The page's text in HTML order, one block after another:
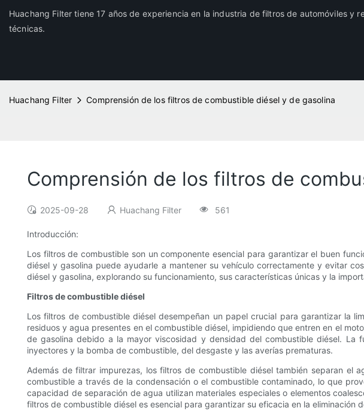
Huachang Filter tiene 17 años de experiencia en la industria de filtros de automóviles y
técnicas.
Huachang Filter Comprensión de los filtros de combustible diésel y de gasolina
Comprensión de los filtros de
2025-09-28 Huachang Filter 561
Introducción:
Los filtros de combustible son un componente esencial para garantizar el buen
diésel y gasolina puede ayudarle a mantener su vehículo correctamente y evitar
diésel y gasolina, explorando su funcionamiento, sus características únicas y la
Filtros de combustible diésel
Los filtros de combustible diésel desempeñan un papel crucial para garantizar la
residuos y agua presentes en el combustible diésel, impidiendo que entren en el
de gasolina debido a la mayor viscosidad y densidad del combustible diésel.
inyectores y la bomba de combustible, del desgaste y las averías prematuras.
Además de filtrar impurezas, los filtros de combustible diésel también separan el
combustible a través de la condensación o el combustible contaminado, lo que
capacidad de separación de agua utilizan materiales especiales o elementos
filtros de combustible diésel es esencial para garantizar su eficacia en la eliminación